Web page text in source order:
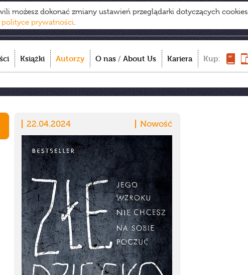
możesz dokonać zmiany ustawień przeglądarki dotyczących cookies
polityce prywatności.
Książki Autorzy O nas / About Us Kariera Kup:
22.04.2024 Nowość